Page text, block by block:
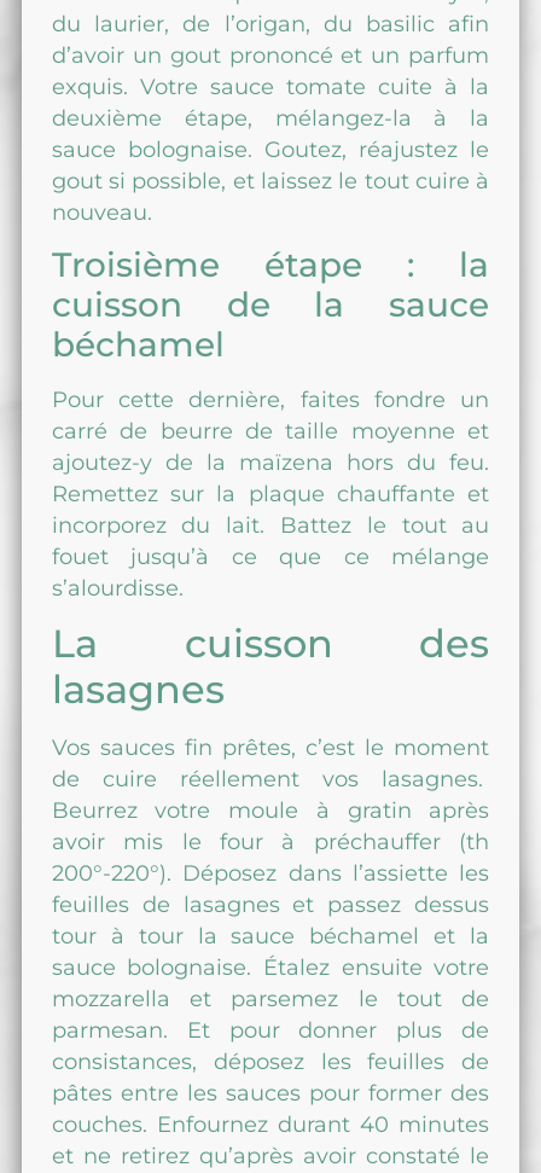
du laurier, de l’origan, du basilic afin
d’avoir un gout prononcé et un parfum
exquis. Votre sauce tomate cuite à la
deuxième étape, mélangez-la à la
sauce bolognaise. Goutez, réajustez le
gout si possible, et laissez le tout cuire à
nouveau.
Troisième étape : la
cuisson de la sauce
béchamel
Pour cette dernière, faites fondre un
carré de beurre de taille moyenne et
ajoutez-y de la maïzena hors du feu.
Remettez sur la plaque chauffante et
incorporez du lait. Battez le tout au
fouet jusqu’à ce que ce mélange
s’alourdisse.
La cuisson des
lasagnes
Vos sauces fin prêtes, c’est le moment
de cuire réellement vos lasagnes.
Beurrez votre moule à gratin après
avoir mis le four à préchauffer (th
200°-220°). Déposez dans l’assiette les
feuilles de lasagnes et passez dessus
tour à tour la sauce béchamel et la
sauce bolognaise. Étalez ensuite votre
mozzarella et parsemez le tout de
parmesan. Et pour donner plus de
consistances, déposez les feuilles de
pâtes entre les sauces pour former des
couches. Enfournez durant 40 minutes
et ne retirez qu’après avoir constaté le